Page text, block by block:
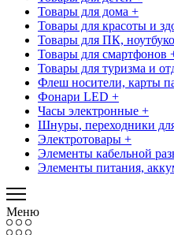
Товары для дома +
Товары для красоты и
Товары для ПК,
Товары для смартфонов
Товары для туризма и
Флеш носители, карты
Фонари LED +
Часы электронные +
Шнуры, переходники
Электротовары +
Элементы кабельной
Элементы питания,
Меню